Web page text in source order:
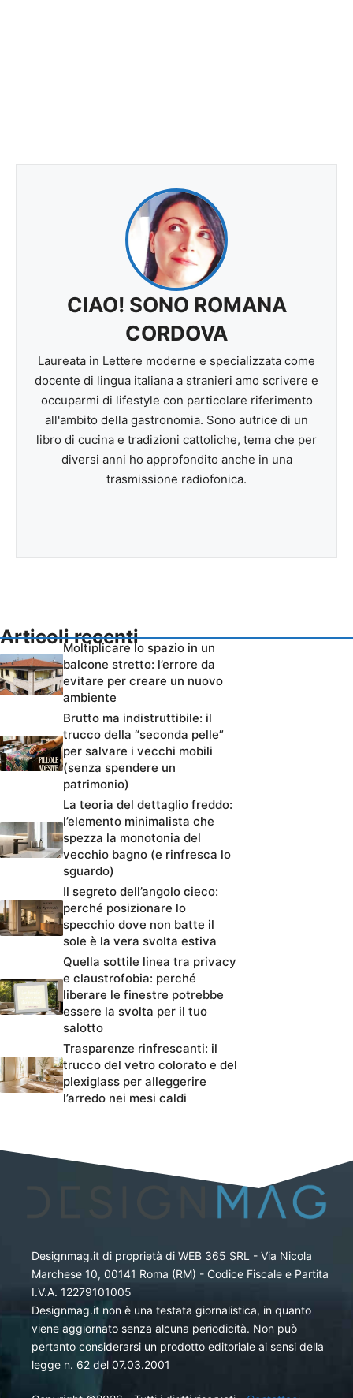
CIAO! SONO ROMANA
CORDOVA
Laureata in Lettere moderne e specializzata come
docente di lingua italiana a stranieri amo scrivere e
occuparmi di lifestyle con particolare riferimento
all'ambito della gastronomia. Sono autrice di un
libro di cucina e tradizioni cattoliche, tema che per
diversi anni ho approfondito anche in una
trasmissione radiofonica.
Articoli recenti
Moltiplicare lo spazio in un
balcone stretto: l’errore da
evitare per creare un nuovo
ambiente
Brutto ma indistruttibile: il
trucco della “seconda pelle”
per salvare i vecchi mobili
(senza spendere un
patrimonio)
La teoria del dettaglio freddo:
l’elemento minimalista che
spezza la monotonia del
vecchio bagno (e rinfresca lo
sguardo)
Il segreto dell’angolo cieco:
perché posizionare lo
specchio dove non batte il
sole è la vera svolta estiva
Quella sottile linea tra privacy
e claustrofobia: perché
liberare le finestre potrebbe
essere la svolta per il tuo
salotto
Trasparenze rinfrescanti: il
trucco del vetro colorato e del
plexiglass per alleggerire
l’arredo nei mesi caldi
Designmag.it di proprietà di WEB 365 SRL - Via Nicola
Marchese 10, 00141 Roma (RM) - Codice Fiscale e Partita
I.V.A. 12279101005
Designmag.it non è una testata giornalistica, in quanto
viene aggiornato senza alcuna periodicità. Non può
pertanto considerarsi un prodotto editoriale ai sensi della
legge n. 62 del 07.03.2001